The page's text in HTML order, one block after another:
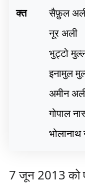
क्त
सैफ़ुल
नूर अली
भुट्टो
इनामुल
अमीन
गोपाल
7 जून 2013 को